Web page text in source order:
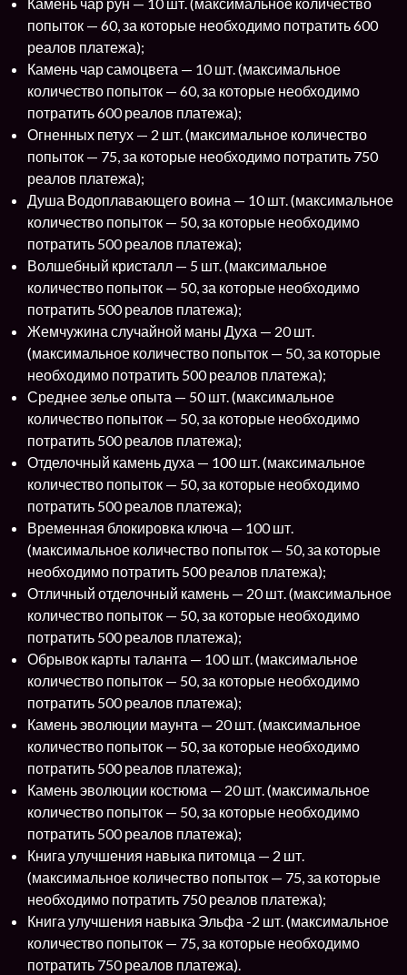
попыток — 60, за которые необходимо потратить 600
реалов платежа);
Камень чар самоцвета — 10 шт. (максимальное
количество попыток — 60, за которые необходимо
потратить 600 реалов платежа);
Огненных петух — 2 шт. (максимальное количество
попыток — 75, за которые необходимо потратить 750
реалов платежа);
Душа Водоплавающего воина — 10 шт. (максимальное
количество попыток — 50, за которые необходимо
потратить 500 реалов платежа);
Волшебный кристалл — 5 шт. (максимальное
количество попыток — 50, за которые необходимо
потратить 500 реалов платежа);
Жемчужина случайной маны Духа — 20 шт.
(максимальное количество попыток — 50, за которые
необходимо потратить 500 реалов платежа);
Среднее зелье опыта — 50 шт. (максимальное
количество попыток — 50, за которые необходимо
потратить 500 реалов платежа);
Отделочный камень духа — 100 шт. (максимальное
количество попыток — 50, за которые необходимо
потратить 500 реалов платежа);
Временная блокировка ключа — 100 шт.
(максимальное количество попыток — 50, за которые
необходимо потратить 500 реалов платежа);
Отличный отделочный камень — 20 шт. (максимальное
количество попыток — 50, за которые необходимо
потратить 500 реалов платежа);
Обрывок карты таланта — 100 шт. (максимальное
количество попыток — 50, за которые необходимо
потратить 500 реалов платежа);
Камень эволюции маунта — 20 шт. (максимальное
количество попыток — 50, за которые необходимо
потратить 500 реалов платежа);
Камень эволюции костюма — 20 шт. (максимальное
количество попыток — 50, за которые необходимо
потратить 500 реалов платежа);
Книга улучшения навыка питомца — 2 шт.
(максимальное количество попыток — 75, за которые
необходимо потратить 750 реалов платежа);
Книга улучшения навыка Эльфа -2 шт. (максимальное
количество попыток — 75, за которые необходимо
потратить 750 реалов платежа).